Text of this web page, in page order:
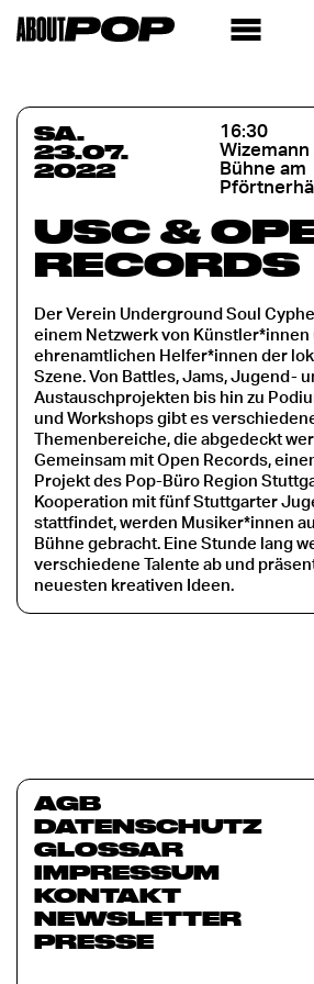
SA.
23.07.
2022
16:30
Wizemann
Bühne am
USC &
RECORDS
Der Verein Underground Soul
einem Netzwerk von Künstler*innen
ehrenamtlichen Helfer*innen der
Szene. Von Battles, Jams, Jugend-
Austauschprojekten bis hin zu
und Workshops gibt es
Themenbereiche, die abgedeckt
Gemeinsam mit Open Records,
Projekt des Pop-Büro Region
Kooperation mit fünf Stuttgarter
stattfindet, werden Musiker*innen
Bühne gebracht. Eine Stunde lang
verschiedene Talente ab und
neuesten kreativen Ideen.
AGB
DATENSCHUTZ
GLOSSAR
IMPRESSUM
KONTAKT
NEWSLETTER
PRESSE